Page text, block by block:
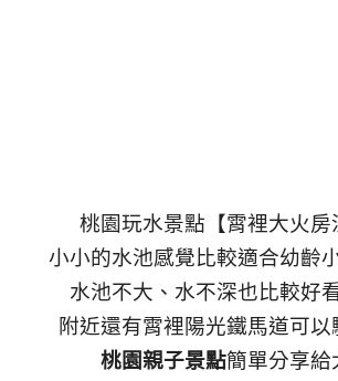
桃園玩水景點【霄裡大火房
小小的水池感覺比較適合幼齡
水池不大、水不深也比較好
附近還有霄裡陽光鐵馬道可以
桃園親子景點簡單分享給